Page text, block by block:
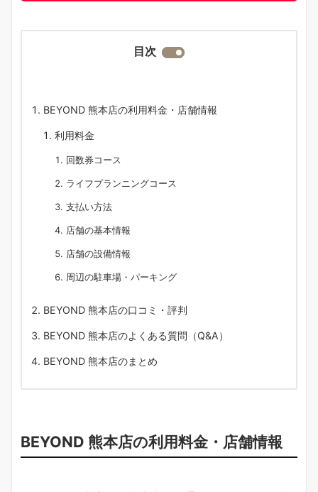
目次
BEYOND 熊本店の利用料金・店舗情報
利用料金
回数券コース
ライフプランニングコース
支払い方法
店舗の基本情報
店舗の設備情報
周辺の駐車場・パーキング
BEYOND 熊本店の口コミ・評判
BEYOND 熊本店のよくある質問（Q&A）
BEYOND 熊本店のまとめ
BEYOND 熊本店の利用料金・店舗情報